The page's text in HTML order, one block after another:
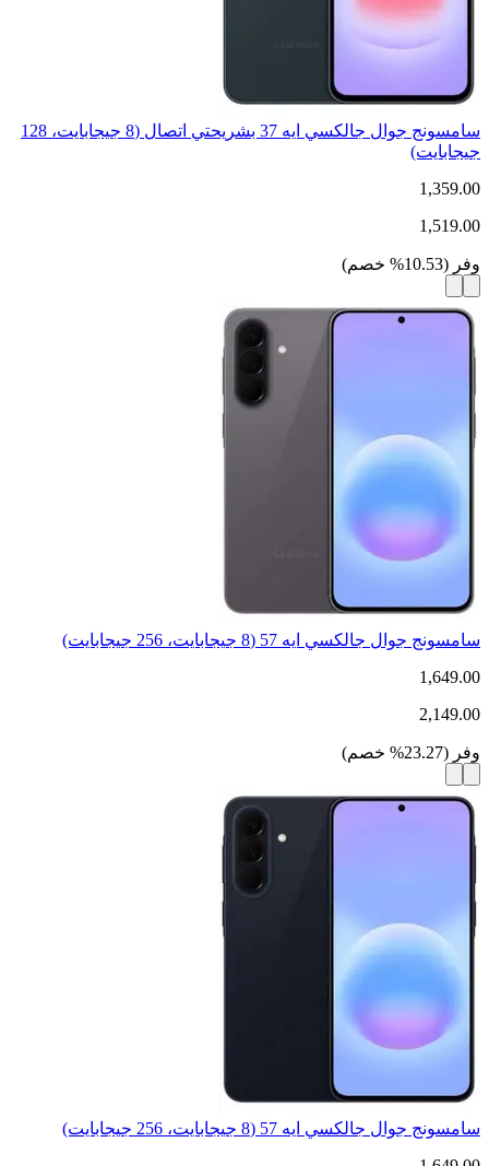
سامسونج جوال جالكسي ايه 37 بشريحتي اتصال (8 جيجابايت، 128
جيجابايت)
1,359.00
1,519.00
وفر (
10.53
% خصم)
سامسونج جوال جالكسي ايه 57 (8 جيجابايت، 256 جيجابايت)
1,649.00
2,149.00
وفر (
23.27
% خصم)
سامسونج جوال جالكسي ايه 57 (8 جيجابايت، 256 جيجابايت)